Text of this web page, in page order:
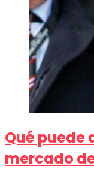
Qué puede
mercado